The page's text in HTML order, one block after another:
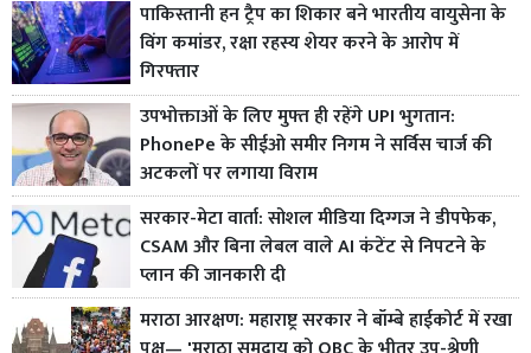
पाकिस्तानी हन ट्रैप का शिकार बने भारतीय वायुसेना के
विंग कमांडर, रक्षा रहस्य शेयर करने के आरोप में
गिरफ्तार
उपभोक्ताओं के लिए मुफ्त ही रहेंगे UPI भुगतान:
PhonePe के सीईओ समीर निगम ने सर्विस चार्ज की
अटकलों पर लगाया विराम
सरकार-मेटा वार्ता: सोशल मीडिया दिग्गज ने डीपफेक,
CSAM और बिना लेबल वाले AI कंटेंट से निपटने के
प्लान की जानकारी दी
मराठा आरक्षण: महाराष्ट्र सरकार ने बॉम्बे हाईकोर्ट में रखा